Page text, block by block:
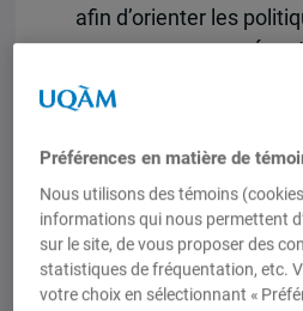
afin d’orienter les
programmes en
radicalisation et de
violents aux niveaux
– Appuyer le
capacités des
particulier dans les
recherche, scolaire et
et incluant Internet ;
Préférences en matière de
Nous utilisons des témoins
informations qui nous permettent
sur le site, de vous proposer des
statistiques de fréquentation, etc.
votre choix en sélectionnant «